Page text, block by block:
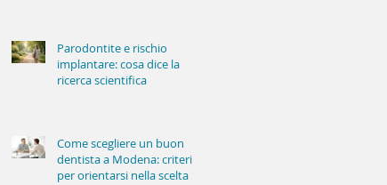
Parodontite e rischio
implantare: cosa dice la
ricerca scientifica
Come scegliere un buon
dentista a Modena: criteri
per orientarsi nella scelta